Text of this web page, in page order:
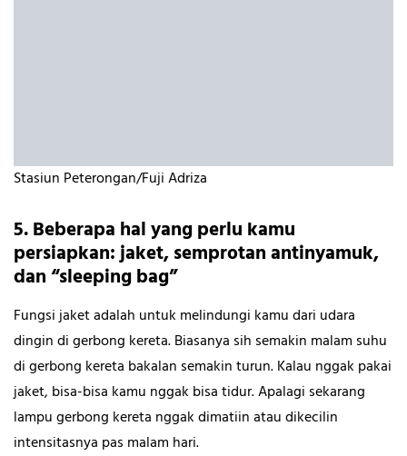
Stasiun Peterongan/Fuji Adriza
5. Beberapa hal yang perlu kamu
persiapkan: jaket, semprotan antinyamuk,
dan “sleeping bag”
Fungsi jaket adalah untuk melindungi kamu dari udara
dingin di gerbong kereta. Biasanya sih semakin malam suhu
di gerbong kereta bakalan semakin turun. Kalau nggak pakai
jaket, bisa-bisa kamu nggak bisa tidur. Apalagi sekarang
lampu gerbong kereta nggak dimatiin atau dikecilin
intensitasnya pas malam hari.